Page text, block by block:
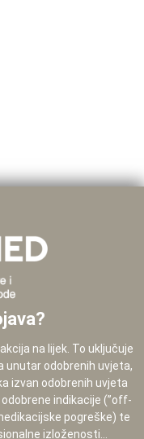
na lijek. To uključuje
unutar odobrenih uvjeta,
izvan odobrenih uvjeta
indikacije (”off-
pogreške) te
izloženosti...